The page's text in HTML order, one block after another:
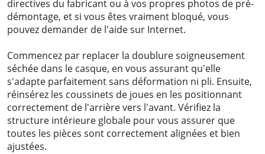
directives du fabricant ou à vos propres photos de pré-
démontage, et si vous êtes vraiment bloqué, vous
pouvez demander de l'aide sur Internet.
Commencez par replacer la doublure soigneusement
séchée dans le casque, en vous assurant qu'elle
s'adapte parfaitement sans déformation ni pli. Ensuite,
réinsérez les coussinets de joues en les positionnant
correctement de l'arrière vers l'avant. Vérifiez la
structure intérieure globale pour vous assurer que
toutes les pièces sont correctement alignées et bien
ajustées.